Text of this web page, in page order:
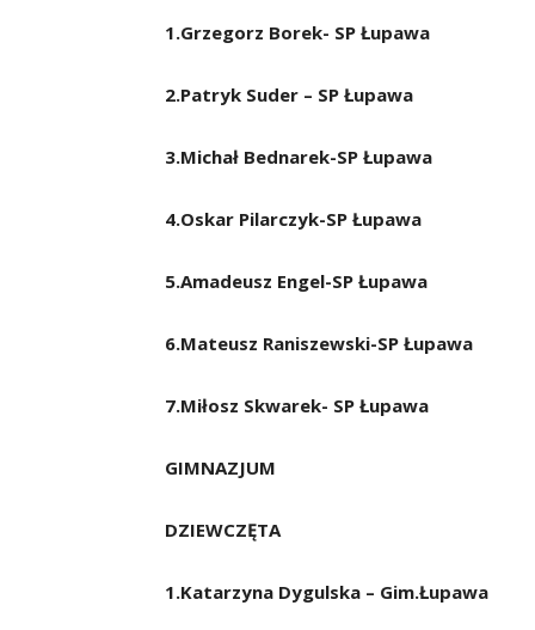
1.Grzegorz Borek- SP Łupawa
2.Patryk Suder – SP Łupawa
3.Michał Bednarek-SP Łupawa
4.Oskar Pilarczyk-SP Łupawa
5.Amadeusz Engel-SP Łupawa
6.Mateusz Raniszewski-SP Łupawa
7.Miłosz Skwarek- SP Łupawa
GIMNAZJUM
DZIEWCZĘTA
1.Katarzyna Dygulska – Gim.Łupawa